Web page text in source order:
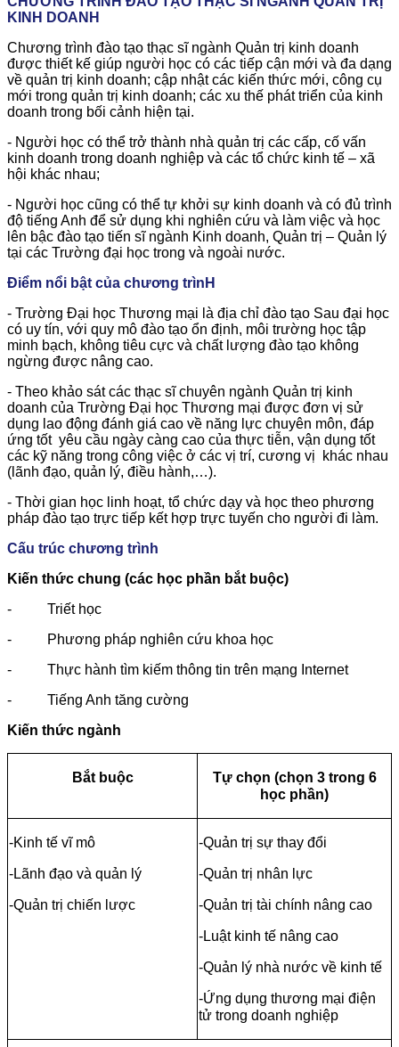
KINH DOANH
Chương trình đào tạo thạc sĩ ngành Quản trị kinh doanh
được thiết kế giúp người học có các tiếp cận mới và đa dạng
về quản trị kinh doanh; cập nhật các kiến thức mới, công cụ
mới trong quản trị kinh doanh; các xu thế phát triển của kinh
doanh trong bối cảnh hiện tại.
- Người học có thể trở thành nhà quản trị các cấp, cố vấn
kinh doanh trong doanh nghiệp và các tổ chức kinh tế – xã
hội khác nhau;
- Người học cũng có thể tự khởi sự kinh doanh và có đủ trình
độ tiếng Anh để sử dụng khi nghiên cứu và làm việc và học
lên bậc đào tạo tiến sĩ ngành Kinh doanh, Quản trị – Quản lý
tại các Trường đại học trong và ngoài nước.
Điểm nổi bật của chương trìnH
- Trường Đại học Thương mại là địa chỉ đào tạo Sau đại học
có uy tín, với quy mô đào tạo ổn định, môi trường học tập
minh bạch, không tiêu cực và chất lượng đào tạo không
ngừng được nâng cao.
- Theo khảo sát các thạc sĩ chuyên ngành Quản trị kinh
doanh của Trường Đại học Thương mại được đơn vị sử
dụng lao động đánh giá cao về năng lực chuyên môn, đáp
ứng tốt yêu cầu ngày càng cao của thực tiễn, vận dụng tốt
các kỹ năng trong công việc ở các vị trí, cương vị khác nhau
(lãnh đạo, quản lý, điều hành,…).
- Thời gian học linh hoạt, tổ chức dạy và học theo phương
pháp đào tạo trực tiếp kết hợp trực tuyến cho người đi làm.
Cấu trúc chương trình
Kiến thức chung (các học phần bắt buộc)
- Triết học
- Phương pháp nghiên cứu khoa học
- Thực hành tìm kiếm thông tin trên mạng Internet
- Tiếng Anh tăng cường
Kiến thức ngành
Bắt buộc
Tự chọn (chọn 3 trong 6
học phần)
-Kinh tế vĩ mô
-Lãnh đạo và quản lý
-Quản trị chiến lược
-Quản trị sự thay đổi
-Quản trị nhân lực
-Quản trị tài chính nâng cao
-Luật kinh tế nâng cao
-Quản lý nhà nước về kinh tế
-Ứng dụng thương mại điện
tử trong doanh nghiệp